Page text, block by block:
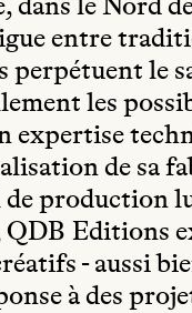
entre
perpétuent le
les
expertise
de sa
production
Editions
- aussi
à des